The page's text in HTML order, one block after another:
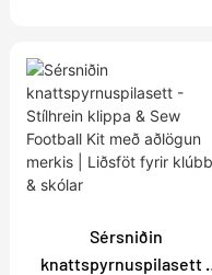
Sérsniðin
knattspyrnuspilasett -